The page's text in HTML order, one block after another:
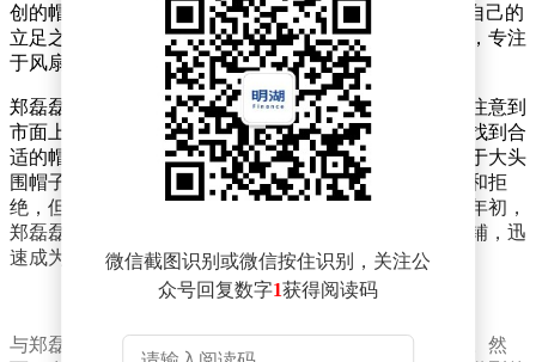
创的帽子品牌“大头星球”，在竞争激烈的市场中找到了自己的
立足之地。而郑明亮，则在福建开启了自己的电商之旅，专注
于风扇遮阳帽这一小众领域，同样收获了不俗的成绩。
郑磊磊的故事始于一次偶然的发现。在调研市场时，他注意到
市面上帽子的尺寸普遍偏小，许多大头围的消费者难以找到合
适的帽子。这个痛点激发了他的创业灵感，他决定专注于大头
围帽子市场，填补这一空白。尽管起初遭遇了不少质疑和拒
绝，但他坚信这是一个未被充分开发的蓝海市场。2022年初，
郑磊磊在拼多多开设了第一家专门销售大头围帽子的店铺，迅
速成为了该领域的佼佼者。
与郑磊磊不同，郑明亮选择了均码帽子作为事业的起点。然
微信截图识别或微信按住识别，关注公
众号回复数字1获得阅读码